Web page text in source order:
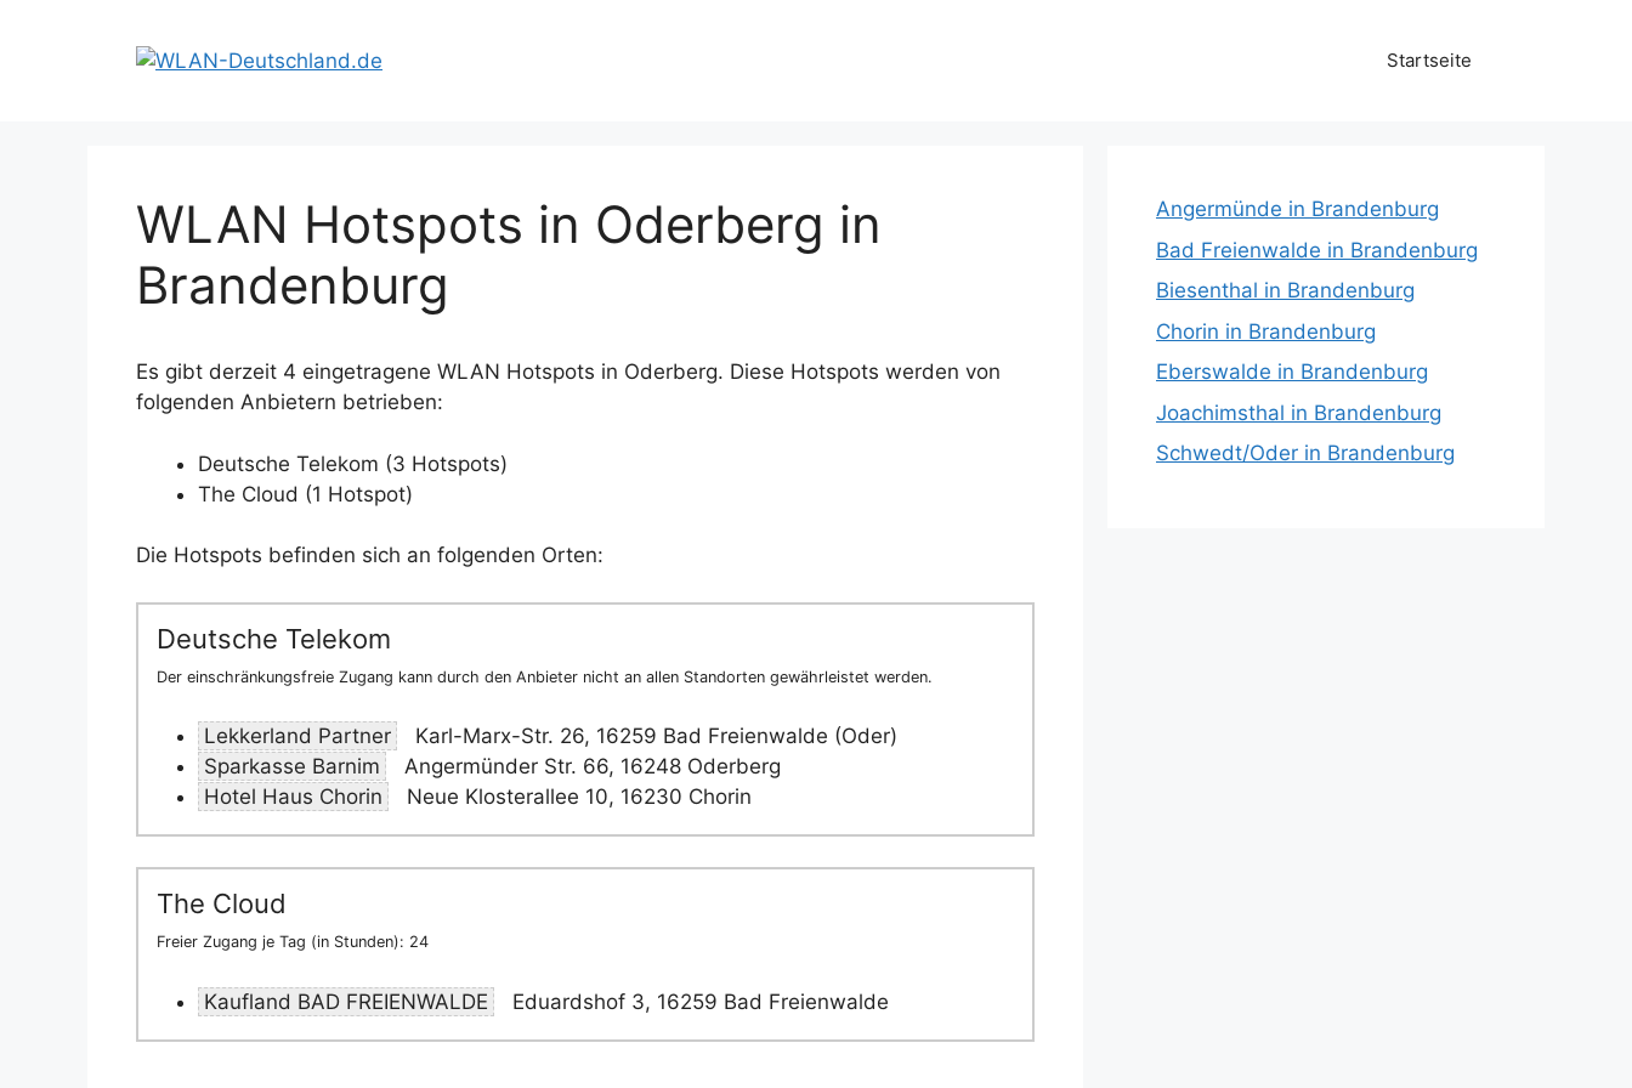
Startseite
WLAN Hotspots in Oderberg in
Brandenburg
Es gibt derzeit 4 eingetragene WLAN Hotspots in Oderberg. Diese Hotspots werden von
folgenden Anbietern betrieben:
Deutsche Telekom (3 Hotspots)
The Cloud (1 Hotspot)
Die Hotspots befinden sich an folgenden Orten:
Deutsche Telekom
Der einschränkungsfreie Zugang kann durch den Anbieter nicht an allen Standorten gewährleistet werden.
Lekkerland Partner
Karl-Marx-Str. 26, 16259 Bad Freienwalde (Oder)
Sparkasse Barnim
Angermünder Str. 66, 16248 Oderberg
Hotel Haus Chorin
Neue Klosterallee 10, 16230 Chorin
The Cloud
Freier Zugang je Tag (in Stunden): 24
Kaufland BAD FREIENWALDE Eduardshof 3, 16259 Bad Freienwalde
Angermünde in Brandenburg
Bad Freienwalde in Brandenburg
Biesenthal in Brandenburg
Chorin in Brandenburg
Eberswalde in Brandenburg
Joachimsthal in Brandenburg
Schwedt/Oder in Brandenburg